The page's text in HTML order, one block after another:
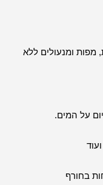
מפות ומנעולים ללא
על המים.
בחורף